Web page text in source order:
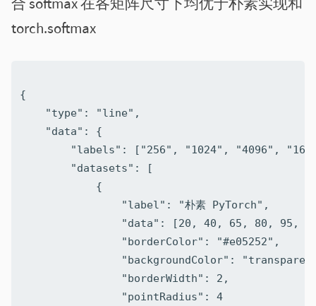
合 softmax 在各矩阵尺寸下均优于朴素实现和
torch.softmax
{
    "type": "line",
    "data": {
"labels": ["256", "1024", "4096",
        "datasets": [
            {
                "label": "朴素 PyTorch",
"data": [20, 40, 65, 80, 95,
                "borderColor": "#e05252",
"backgroundColor":
                "borderWidth": 2,
                "pointRadius": 4